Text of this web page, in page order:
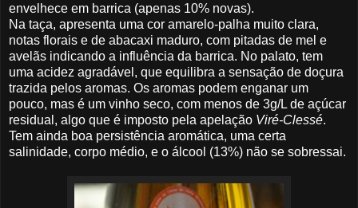
envelhece em barrica (apenas 10% novas).
Na taça, apresenta uma cor amarelo-palha muito clara,
notas florais e de abacaxi maduro, com pitadas de mel e
avelãs indicando a influência da barrica. No palato, tem
uma acidez agradável, que equilibra a sensação de doçura
trazida pelos aromas. Os aromas podem enganar um
pouco, mas é um vinho seco, com menos de 3g/L de açúcar
residual, algo que é imposto pela apelação Viré-Clessé.
Tem ainda boa persistência aromática, uma certa
salinidade, corpo médio, e o álcool (13%) não se sobressai.